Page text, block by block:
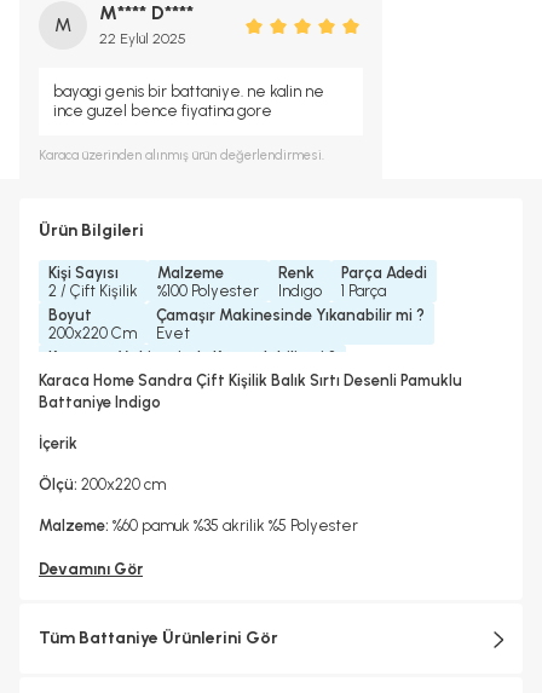
M
M**** D****
22 Eylül 2025
bayagi genis bir battaniye. ne kalin ne
ince guzel bence fiyatina gore
Karaca üzerinden alınmış ürün değerlendirmesi.
Ürün Bilgileri
Kişi Sayısı
2 / Çift Kişilik
Malzeme
%100 Polyester
Renk
Indıgo
Parça Adedi
1 Parça
Boyut
200x220 Cm
Çamaşır Makinesinde Yıkanabilir mi ?
Evet
Kurutma Makinesinde Kurutulabilir mi ?
Hayır
Kuru Temizleme Yapılabilir
Karaca Home Sandra Çift Kişilik Balık Sırtı Desenli Pamuklu
Battaniye Indigo
İçerik
Ölçü: 200x220 cm
Malzeme: %60 pamuk %35 akrilik %5 Polyester
Devamını Gör
Tüm Battaniye Ürünlerini Gör